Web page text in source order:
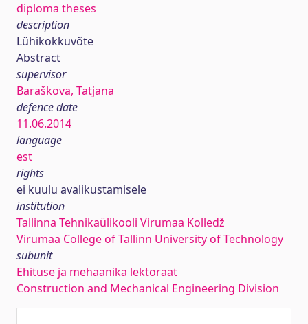
diploma theses
description
Lühikokkuvõte
Abstract
supervisor
Baraškova, Tatjana
defence date
11.06.2014
language
est
rights
ei kuulu avalikustamisele
institution
Tallinna Tehnikaülikooli Virumaa Kolledž
Virumaa College of Tallinn University of Technology
subunit
Ehituse ja mehaanika lektoraat
Construction and Mechanical Engineering Division